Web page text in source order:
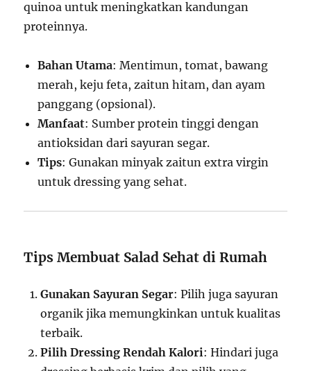
quinoa untuk meningkatkan kandungan
proteinnya.
Bahan Utama: Mentimun, tomat, bawang
merah, keju feta, zaitun hitam, dan ayam
panggang (opsional).
Manfaat: Sumber protein tinggi dengan
antioksidan dari sayuran segar.
Tips: Gunakan minyak zaitun extra virgin
untuk dressing yang sehat.
Tips Membuat Salad Sehat di Rumah
Gunakan Sayuran Segar: Pilih juga sayuran
organik jika memungkinkan untuk kualitas
terbaik.
Pilih Dressing Rendah Kalori: Hindari juga